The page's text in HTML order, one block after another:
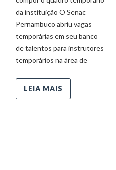
da instituição O Senac
Pernambuco abriu vagas
temporárias em seu banco
de talentos para instrutores
temporários na área de
LEIA MAIS